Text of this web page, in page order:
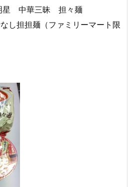
中華三昧 担々麺
担担麺（ファミリーマート限